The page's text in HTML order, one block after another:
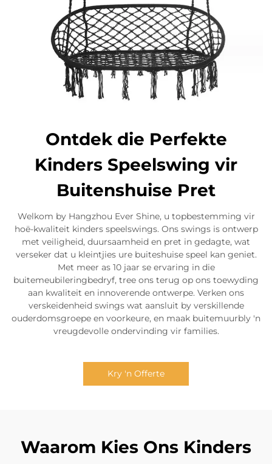
Ontdek die Perfekte
Kinders Speelswing vir
Buitenshuise Pret
Welkom by Hangzhou Ever Shine, u topbestemming vir
hoë-kwaliteit kinders speelswings. Ons swings is ontwerp
met veiligheid, duursaamheid en pret in gedagte, wat
verseker dat u kleintjies ure buiteshuise speel kan geniet.
Met meer as 10 jaar se ervaring in die
buitemeubileringbedryf, tree ons terug op ons toewyding
aan kwaliteit en innoverende ontwerpe. Verken ons
verskeidenheid swings wat aansluit by verskillende
ouderdomsgroepe en voorkeure, en maak buitemuurbly 'n
vreugdevolle ondervinding vir families.
Kry 'n Offerte
Waarom Kies Ons Kinders